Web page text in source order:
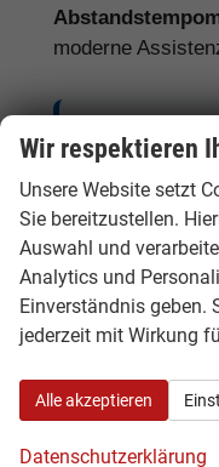
moderne
Tipp:
sondern auch
Zusatzkosten.
tatsächlichen
Kia Benziner,
Wir respektieren
Unsere Website setzt
Sie bereitzustellen.
Auswahl und
Analytics und
Einverständnis geben.
jederzeit mit Wirkung
Alle akzeptieren
Datenschutzerklärung